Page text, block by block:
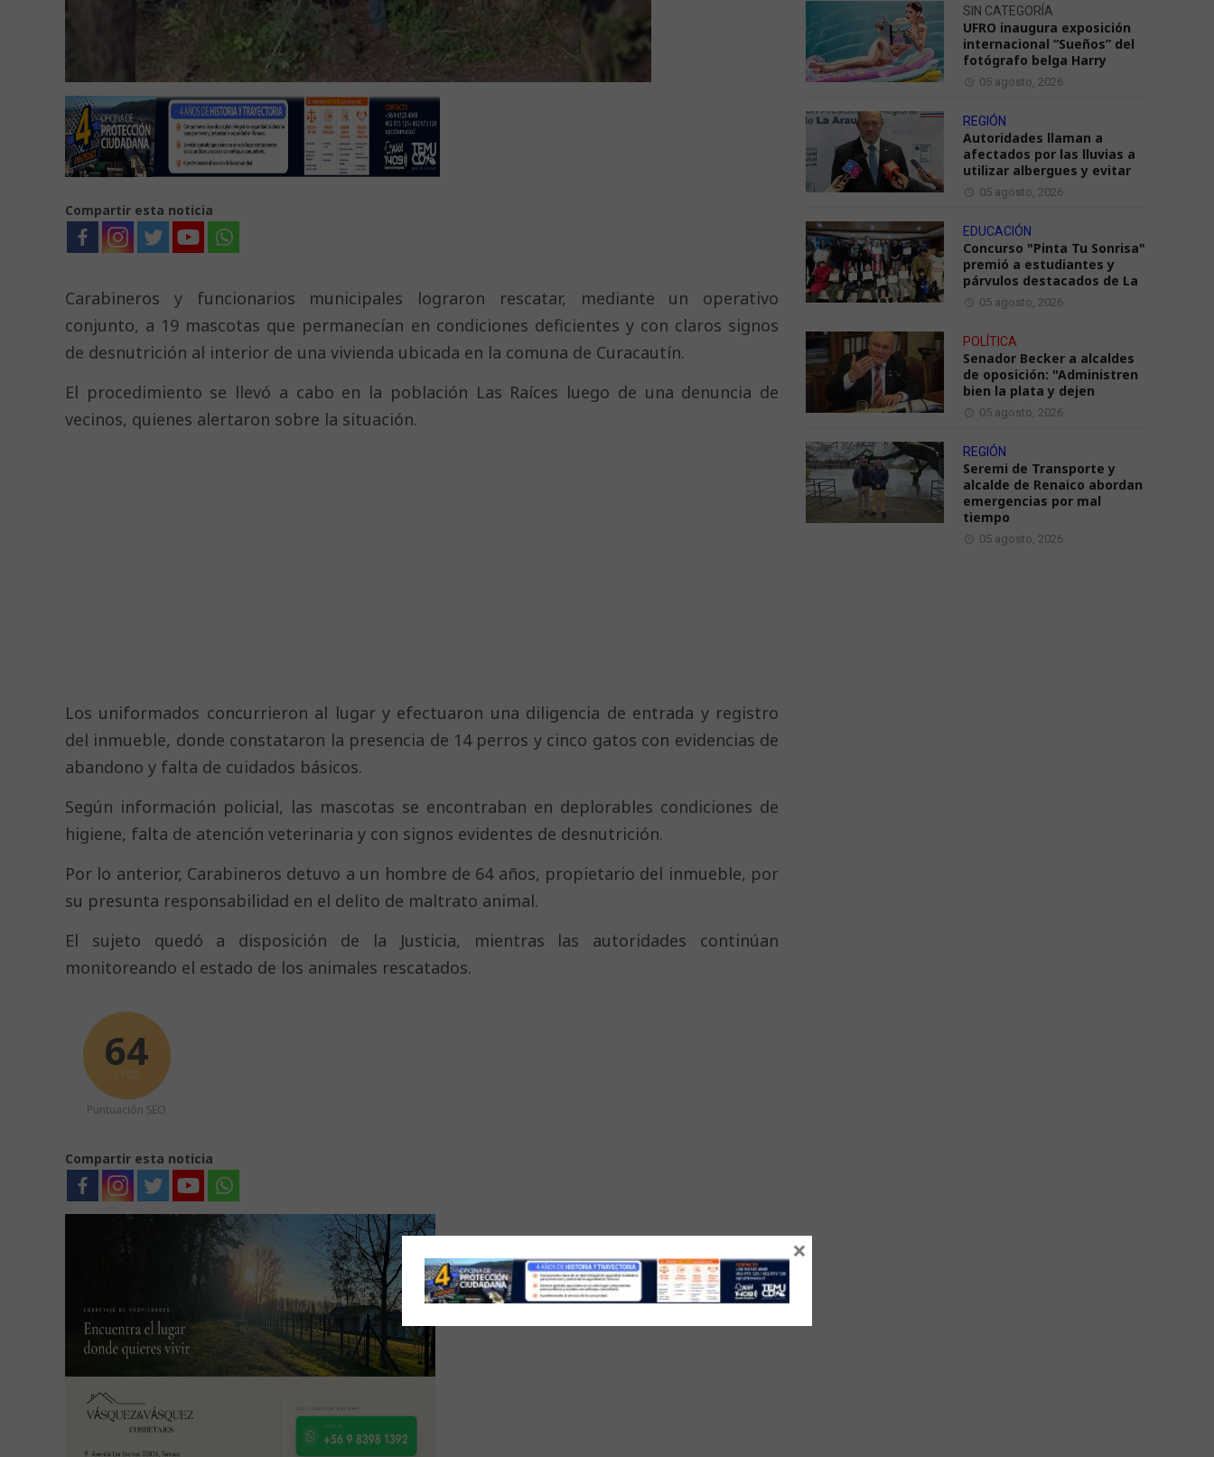
Compartir esta noticia
Carabineros y funcionarios municipales lograron rescatar, mediante un operativo
conjunto, a 19 mascotas que permanecían en condiciones deficientes y con claros signos
de desnutrición al interior de una vivienda ubicada en la comuna de Curacautín.
El procedimiento se llevó a cabo en la población Las Raíces luego de una denuncia de
vecinos, quienes alertaron sobre la situación.
Los uniformados concurrieron al lugar y efectuaron una diligencia de entrada y registro
del inmueble, donde constataron la presencia de 14 perros y cinco gatos con evidencias de
abandono y falta de cuidados básicos.
Según información policial, las mascotas se encontraban en deplorables condiciones de
higiene, falta de atención veterinaria y con signos evidentes de desnutrición.
Por lo anterior, Carabineros detuvo a un hombre de 64 años, propietario del inmueble, por
su presunta responsabilidad en el delito de maltrato animal.
El sujeto quedó a disposición de la Justicia, mientras las autoridades continúan
monitoreando el estado de los animales rescatados.
64
/ 100
Puntuación SEO
Compartir esta noticia
SIN CATEGORÍA
UFRO inaugura exposición
internacional “Sueños” del
fotógrafo belga Harry
05 agosto, 2026
REGIÓN
Autoridades llaman a
afectados por las lluvias a
utilizar albergues y evitar
05 agosto, 2026
EDUCACIÓN
Concurso "Pinta Tu Sonrisa"
premió a estudiantes y
párvulos destacados de La
05 agosto, 2026
POLÍTICA
Senador Becker a alcaldes
de oposición: "Administren
bien la plata y dejen
05 agosto, 2026
REGIÓN
Seremi de Transporte y
alcalde de Renaico abordan
emergencias por mal
tiempo
05 agosto, 2026
×